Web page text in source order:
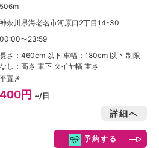
506m
神奈川県海老名市河原口2丁目14-30
00:00〜23:59
長さ：460cm 以下 車幅：180cm 以下 制限
なし：高さ 車下 タイヤ幅 重さ
平置き
400円 ~/日
詳細へ
予約する